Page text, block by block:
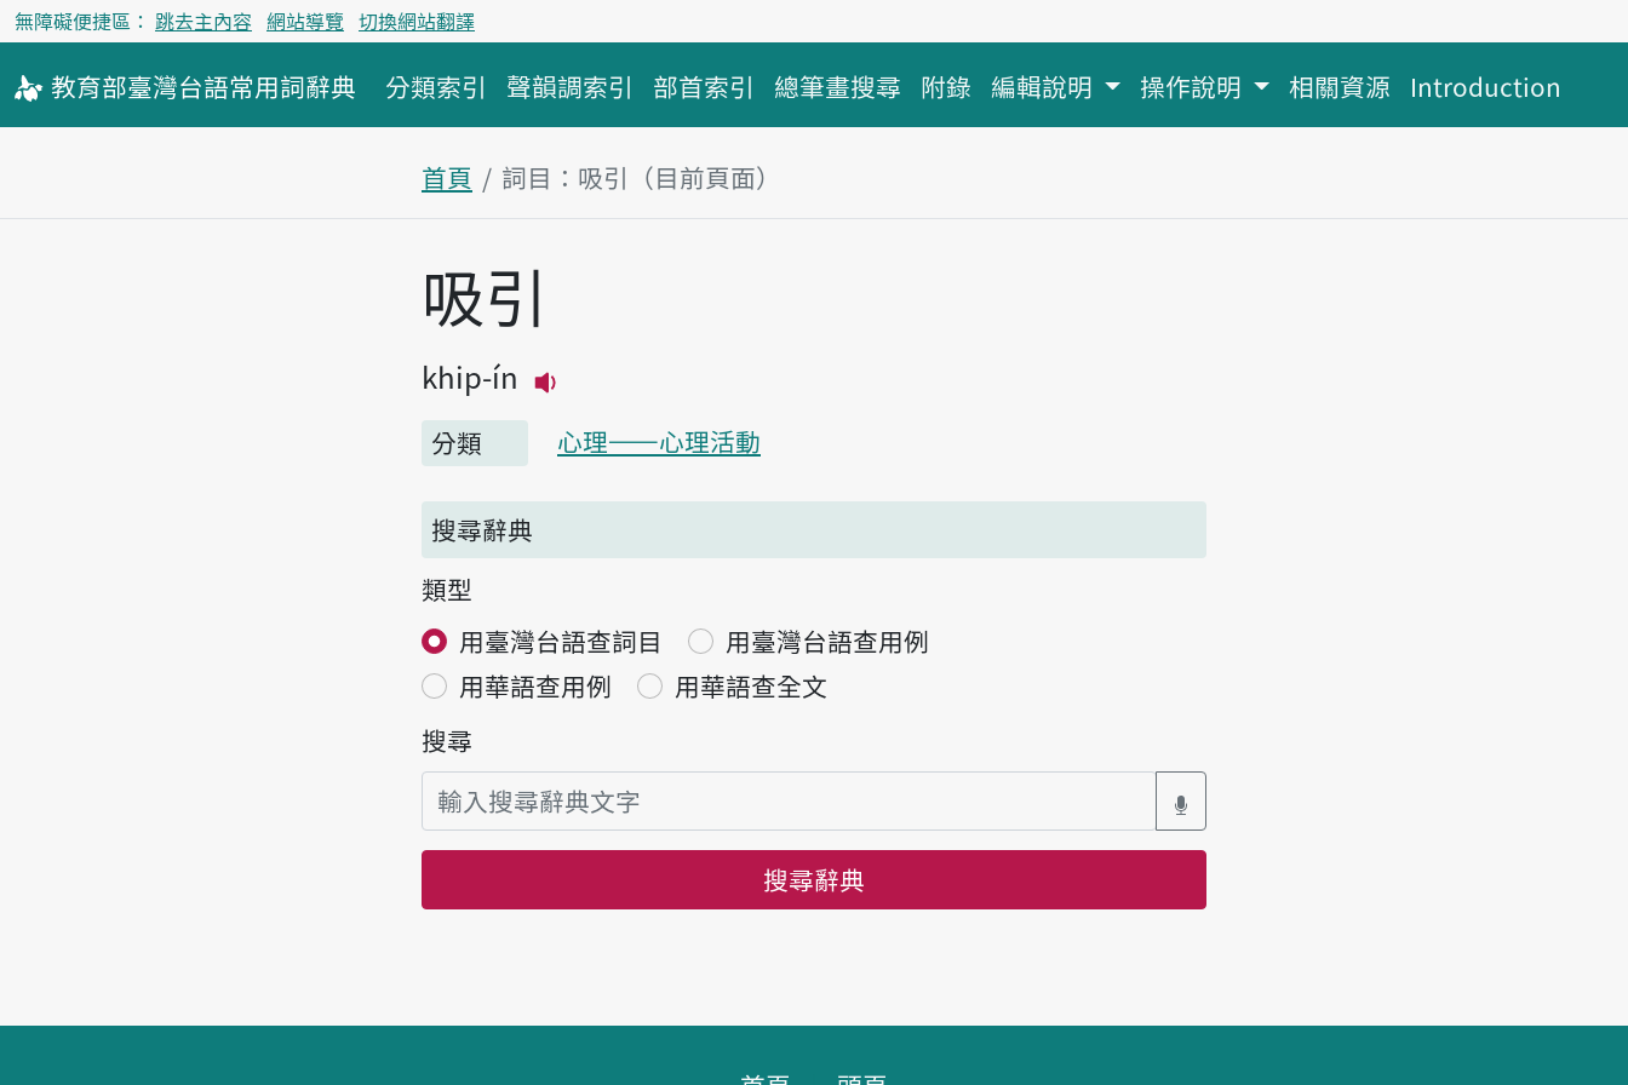
無障礙便捷區： 跳去主內容 網站導覽 切換網站翻譯
教育部臺灣台語常用詞辭典 分類索引 聲韻調索引 部首索引 總筆畫搜尋 附錄 編輯說明 操作說明 相關資源 Introduction
首頁 詞目：吸引（目前頁面）
主內容區塊
吸引
khip-ín
分類
心理——心理活動
搜尋辭典
類型
用臺灣台語查詞目
用臺灣台語查用例
用華語查用例
用華語查全文
搜尋
搜尋辭典